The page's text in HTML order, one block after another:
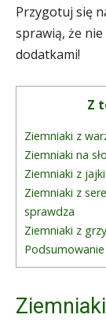
Przygotuj się
sprawią, że
dodatkami!
Z
Ziemniaki z
Ziemniaki na
Ziemniaki z
Ziemniaki z
sprawdza
Ziemniaki z
Podsumowanie